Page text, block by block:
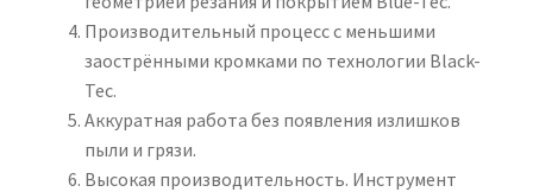
Производительный процесс с меньшими
заострёнными кромками по технологии Black-
Tec.
Аккуратная работа без появления излишков
пыли и грязи.
Высокая производительность. Инструмент